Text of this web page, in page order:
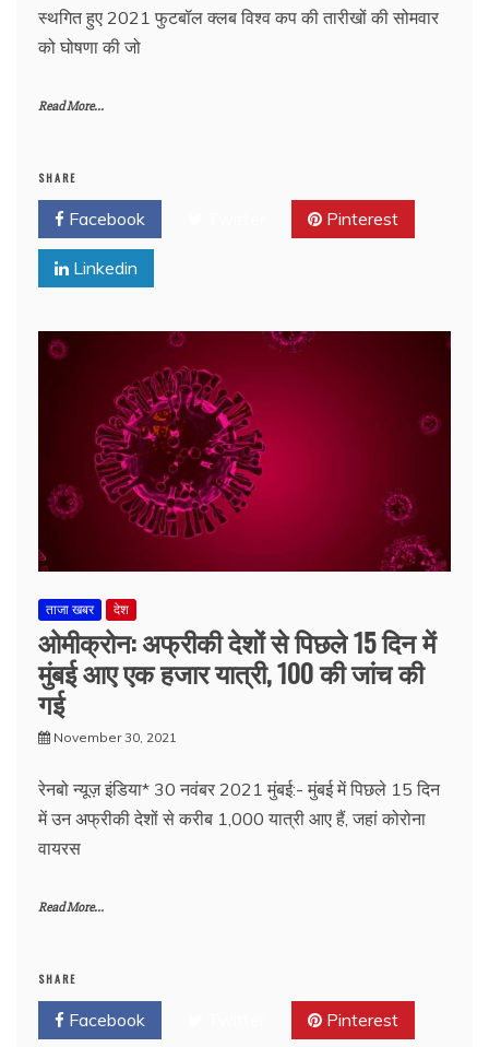
स्थगित हुए 2021 फुटबॉल क्लब विश्व कप की तारीखों की सोमवार
को घोषणा की जो
Read More...
SHARE
Facebook Pinterest
Linkedin
ताजा खबर देश
ओमीक्रोन: अफ्रीकी देशों से पिछले 15 दिन में
मुंबई आए एक हजार यात्री, 100 की जांच की
गई
November 30, 2021
रेनबो न्यूज़ इंडिया* 30 नवंबर 2021 मुंबई:- मुंबई में पिछले 15 दिन
में उन अफ्रीकी देशों से करीब 1,000 यात्री आए हैं, जहां कोरोना
वायरस
Read More...
SHARE
Facebook Pinterest